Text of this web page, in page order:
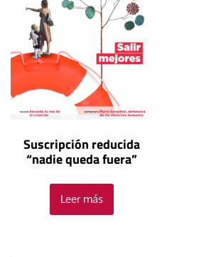
Suscripción reducida
“nadie queda fuera”
Leer más